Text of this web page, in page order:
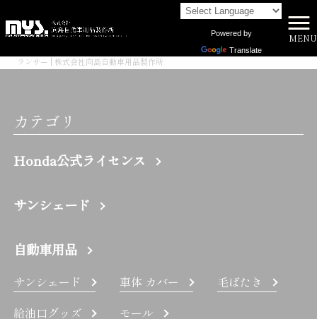
Powered by
Translate
MENU
ランサー | 株式会社向島自動車用品製作所
カテゴリ
Honda公式ライセンス
サンシェード
自動車用品
サンシェード 車体 カバー
毛ばたき
給油口グッズ
モール